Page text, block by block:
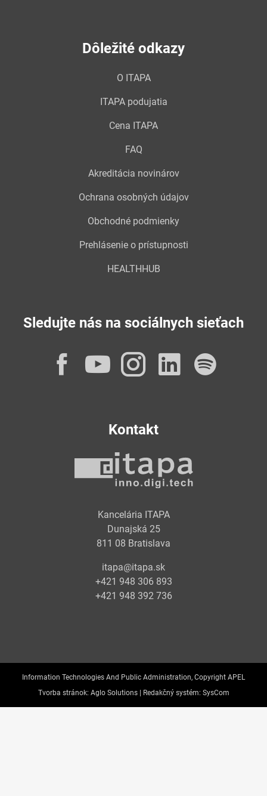
Dôležité odkazy
O ITAPA
ITAPA podujatia
Cena ITAPA
FAQ
Akreditácia novinárov
Ochrana osobných údajov
Obchodné podmienky
Prehlásenie o prístupnosti
HEALTHHUB
Sledujte nás na sociálnych sieťach
Facebook
YouTube
Instagram
Kontakt
Kancelária ITAPA
Dunajská 25
811 08 Bratislava
itapa@itapa.sk
+421 948 306 893
+421 948 392 736
Information Technologies And Public Administration, Copyright APEL
Tvorba stránok: Aglo Solutions | Redakčný systém: SysCom